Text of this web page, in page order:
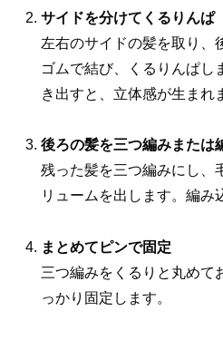
サイドを分けてくるりんぱ
左右のサイドの髪を取り、
ゴムで結び、くるりんぱし
き出すと、立体感が生まれ
後ろの髪を三つ編みまたは
残った髪を三つ編みにし、
リュームを出します。編み
まとめてピンで固定
三つ編みをくるりと丸めて
っかり固定します。